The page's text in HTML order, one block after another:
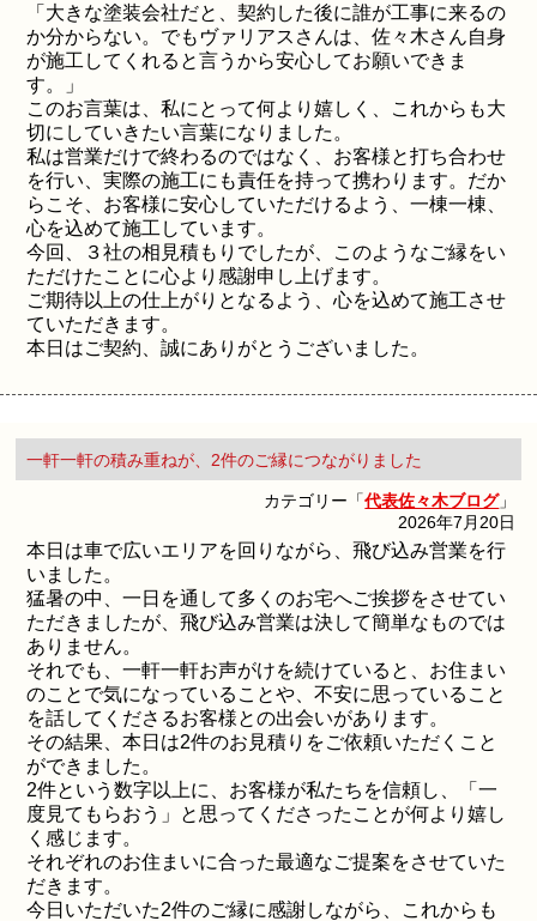
「大きな塗装会社だと、契約した後に誰が工事に来るの
か分からない。でもヴァリアスさんは、佐々木さん自身
が施工してくれると言うから安心してお願いできま
す。」
このお言葉は、私にとって何より嬉しく、これからも大
切にしていきたい言葉になりました。
私は営業だけで終わるのではなく、お客様と打ち合わせ
を行い、実際の施工にも責任を持って携わります。だか
らこそ、お客様に安心していただけるよう、一棟一棟、
心を込めて施工しています。
今回、３社の相見積もりでしたが、このようなご縁をい
ただけたことに心より感謝申し上げます。
ご期待以上の仕上がりとなるよう、心を込めて施工させ
ていただきます。
本日はご契約、誠にありがとうございました。
一軒一軒の積み重ねが、2件のご縁につながりました
カテゴリー「代表佐々木ブログ」
2026年7月20日
本日は車で広いエリアを回りながら、飛び込み営業を行
いました。
猛暑の中、一日を通して多くのお宅へご挨拶をさせてい
ただきましたが、飛び込み営業は決して簡単なものでは
ありません。
それでも、一軒一軒お声がけを続けていると、お住まい
のことで気になっていることや、不安に思っていること
を話してくださるお客様との出会いがあります。
その結果、本日は2件のお見積りをご依頼いただくこと
ができました。
2件という数字以上に、お客様が私たちを信頼し、「一
度見てもらおう」と思ってくださったことが何より嬉し
く感じます。
それぞれのお住まいに合った最適なご提案をさせていた
だきます。
今日いただいた2件のご縁に感謝しながら、これからも